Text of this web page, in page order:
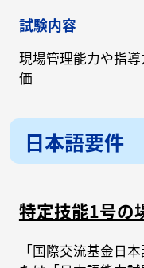
試験内容
現場管理能力や指
価
日本語要件
特定技能1号の
「国際交流基金日